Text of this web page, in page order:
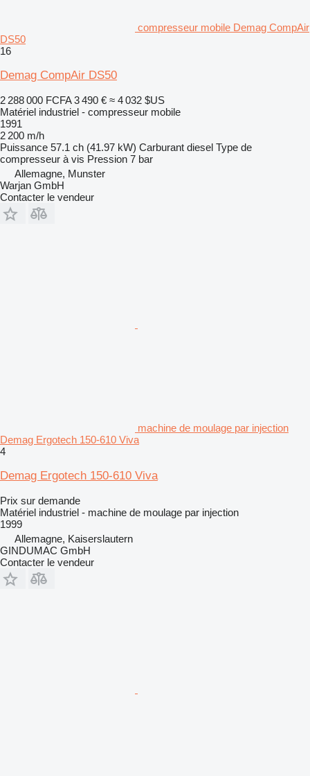
compresseur mobile Demag CompAir
DS50
16
Demag CompAir DS50
2 288 000 FCFA 3 490 € ≈ 4 032 $US
Matériel industriel - compresseur mobile
1991
2 200 m/h
Puissance 57.1 ch (41.97 kW) Carburant diesel Type de
compresseur à vis Pression 7 bar
Allemagne, Munster
Warjan GmbH
Contacter le vendeur
machine de moulage par injection
Demag Ergotech 150-610 Viva
4
Demag Ergotech 150-610 Viva
Prix sur demande
Matériel industriel - machine de moulage par injection
1999
Allemagne, Kaiserslautern
GINDUMAC GmbH
Contacter le vendeur